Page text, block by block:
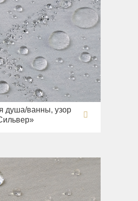
душа/ванны, узор